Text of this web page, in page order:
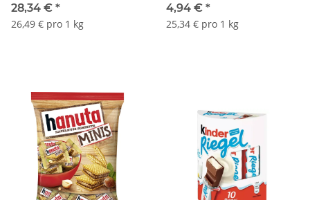
28,34 € *
26,49 € pro 1 kg
4,94 € *
25,34 € pro 1 kg